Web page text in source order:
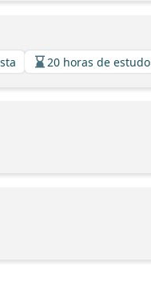
20 horas de estudo